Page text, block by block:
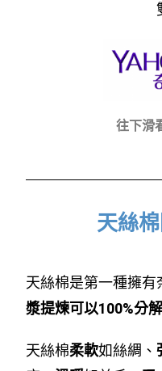
往下滑
天絲
天絲棉是第一種擁
漿提煉可以100%分解
天絲棉柔軟如絲綢、